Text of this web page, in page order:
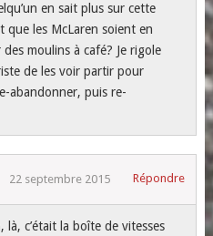
en sait plus sur cette
que les McLaren soient en
moulins à café? Je rigole
de les voir partir pour
abandonner, puis re-
22 septembre 2015 Répondre
là, c’était la boîte de vitesses